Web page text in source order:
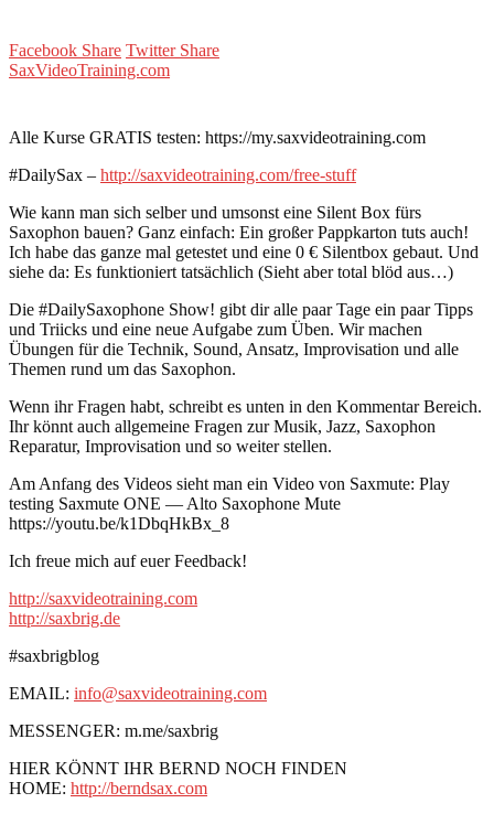
Facebook Share Twitter Share
SaxVideoTraining.com
Alle Kurse GRATIS testen: https://my.saxvideotraining.com
#DailySax – http://saxvideotraining.com/free-stuff
Wie kann man sich selber und umsonst eine Silent Box fürs
Saxophon bauen? Ganz einfach: Ein großer Pappkarton tuts auch!
Ich habe das ganze mal getestet und eine 0 € Silentbox gebaut. Und
siehe da: Es funktioniert tatsächlich (Sieht aber total blöd aus…)
Die #DailySaxophone Show! gibt dir alle paar Tage ein paar Tipps
und Triicks und eine neue Aufgabe zum Üben. Wir machen
Übungen für die Technik, Sound, Ansatz, Improvisation und alle
Themen rund um das Saxophon.
Wenn ihr Fragen habt, schreibt es unten in den Kommentar Bereich.
Ihr könnt auch allgemeine Fragen zur Musik, Jazz, Saxophon
Reparatur, Improvisation und so weiter stellen.
Am Anfang des Videos sieht man ein Video von Saxmute: Play
testing Saxmute ONE — Alto Saxophone Mute
https://youtu.be/k1DbqHkBx_8
Ich freue mich auf euer Feedback!
http://saxvideotraining.com
http://saxbrig.de
#saxbrigblog
EMAIL: info@saxvideotraining.com
MESSENGER: m.me/saxbrig
HIER KÖNNT IHR BERND NOCH FINDEN
HOME: http://berndsax.com